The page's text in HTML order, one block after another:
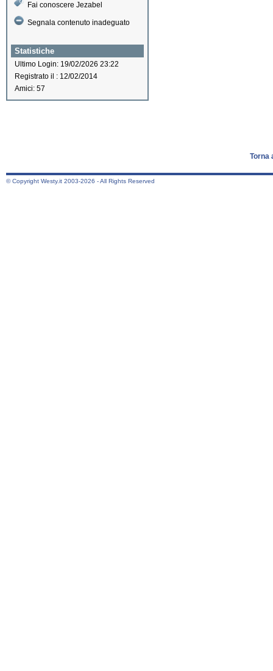
Fai conoscere Jezabel
Segnala contenuto inadeguato
Statistiche
Ultimo Login: 19/02/2026 23:22
Registrato il : 12/02/2014
Amici: 57
Torna
© Copyright Westy.it 2003-2026 - All Rights Reserved